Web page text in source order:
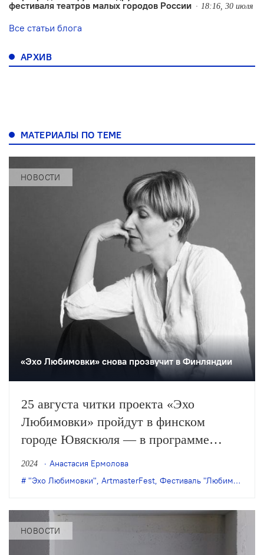
фестиваля театров малых городов России
18:16, 30 июля
Все статьи блога
АРХИВ
МАТЕРИАЛЫ ПО ТЕМЕ
НОВОСТИ
«Эхо Любимовки» снова прозвучит в Финляндии
25 августа читки проекта «Эхо
Любимовки» пройдут в финском
городе Ювяскюля — в программе
Международного театрального
фестиваля-мастерской «ArtmasterFest
2024
Анастасия Ермолова
"Эхо Любимовки", ArtmasterFest, Фестиваль "Любимовка"
НОВОСТИ